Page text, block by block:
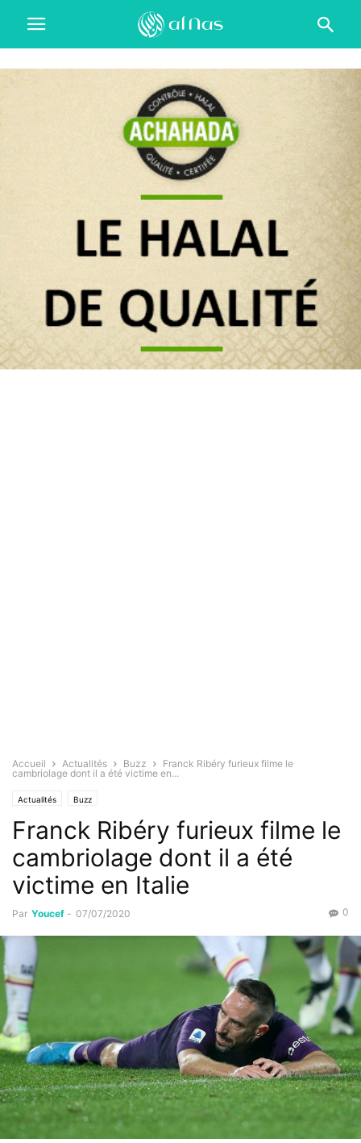
Accueil Actualités Buzz
Franck Ribéry furieux filme le
cambriolage dont il a été victime en...
Actualités Buzz
Franck Ribéry furieux filme le
cambriolage dont il a été
victime en Italie
Par Youcef - 07/07/2020 0